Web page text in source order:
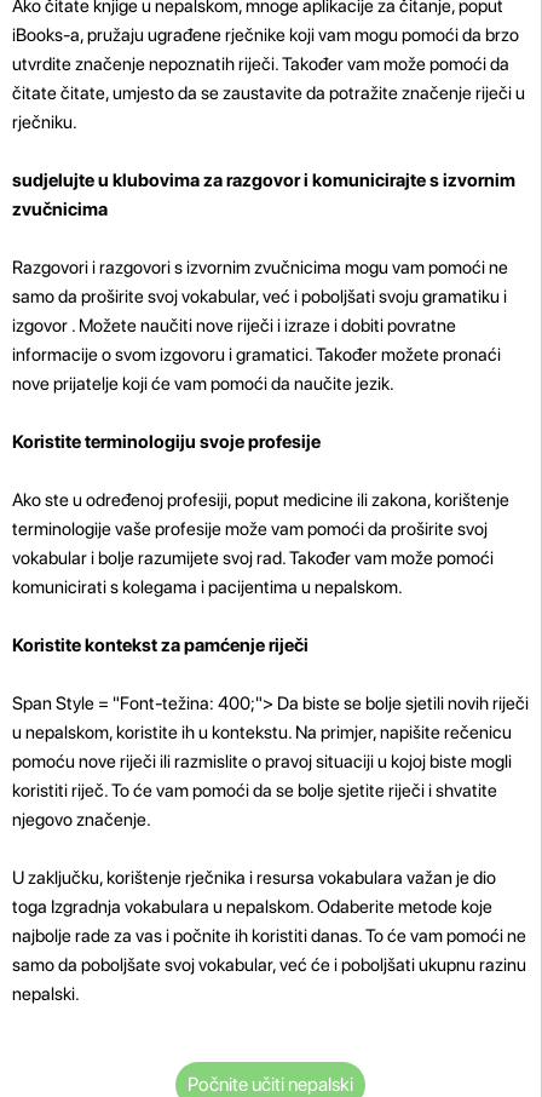
Ako čitate knjige u nepalskom, mnoge aplikacije za čitanje, poput
iBooks-a, pružaju ugrađene rječnike koji vam mogu pomoći da brzo
utvrdite značenje nepoznatih riječi. Također vam može pomoći da
čitate čitate, umjesto da se zaustavite da potražite značenje riječi u
rječniku.
sudjelujte u klubovima za razgovor i komunicirajte s izvornim
zvučnicima
Razgovori i razgovori s izvornim zvučnicima mogu vam pomoći ne
samo da proširite svoj vokabular, već i poboljšati svoju gramatiku i
izgovor . Možete naučiti nove riječi i izraze i dobiti povratne
informacije o svom izgovoru i gramatici. Također možete pronaći
nove prijatelje koji će vam pomoći da naučite jezik.
Koristite terminologiju svoje profesije
Ako ste u određenoj profesiji, poput medicine ili zakona, korištenje
terminologije vaše profesije može vam pomoći da proširite svoj
vokabular i bolje razumijete svoj rad. Također vam može pomoći
komunicirati s kolegama i pacijentima u nepalskom.
Koristite kontekst za pamćenje riječi
Span Style = "Font-težina: 400;"> Da biste se bolje sjetili novih riječi
u nepalskom, koristite ih u kontekstu. Na primjer, napišite rečenicu
pomoću nove riječi ili razmislite o pravoj situaciji u kojoj biste mogli
koristiti riječ. To će vam pomoći da se bolje sjetite riječi i shvatite
njegovo značenje.
U zaključku, korištenje rječnika i resursa vokabulara važan je dio
toga Izgradnja vokabulara u nepalskom. Odaberite metode koje
najbolje rade za vas i počnite ih koristiti danas. To će vam pomoći ne
samo da poboljšate svoj vokabular, već će i poboljšati ukupnu razinu
nepalski.
Počnite učiti nepalski